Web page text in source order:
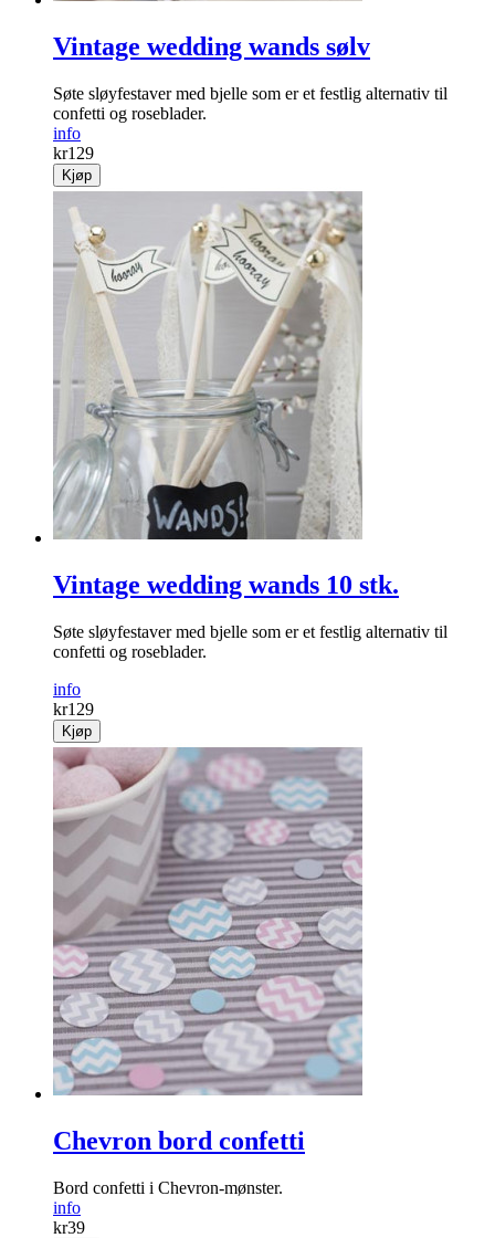
Vintage wedding wands sølv
Søte sløyfestaver med bjelle som er et festlig alternativ til
confetti og roseblader.
info
kr129
Kjøp
Vintage wedding wands 10 stk.
Søte sløyfestaver med bjelle som er et festlig alternativ til
confetti og roseblader.
info
kr129
Kjøp
Chevron bord confetti
Bord confetti i Chevron-mønster.
info
kr39